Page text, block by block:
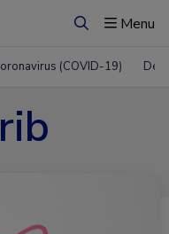
ZoekenMenu
(COVID-19)